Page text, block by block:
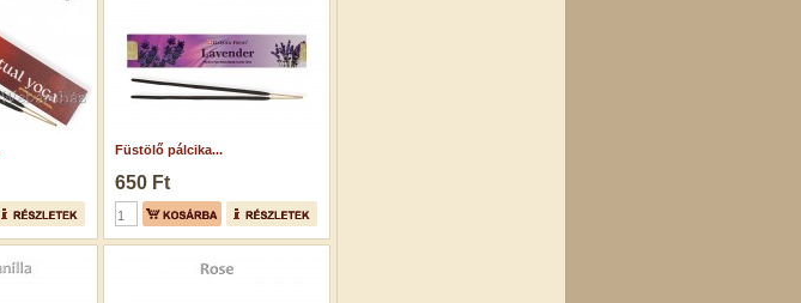
Füstölő pálcika...
650 Ft